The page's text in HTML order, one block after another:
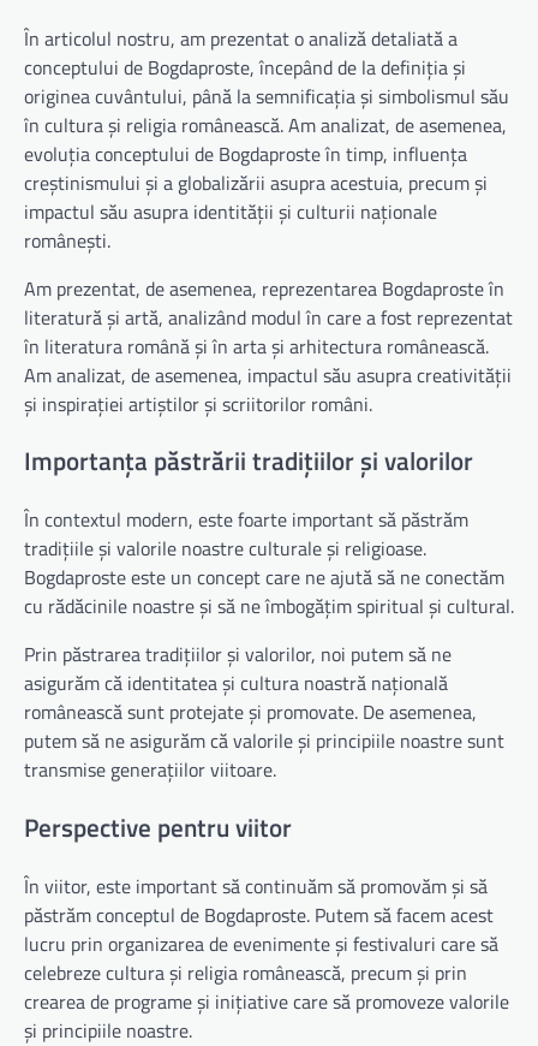
În articolul nostru, am prezentat o analiză detaliată a
conceptului de Bogdaproste, începând de la definiția și
originea cuvântului, până la semnificația și simbolismul său
în cultura și religia românească. Am analizat, de asemenea,
evoluția conceptului de Bogdaproste în timp, influența
creștinismului și a globalizării asupra acestuia, precum și
impactul său asupra identității și culturii naționale
românești.
Am prezentat, de asemenea, reprezentarea Bogdaproste în
literatură și artă, analizând modul în care a fost reprezentat
în literatura română și în arta și arhitectura românească.
Am analizat, de asemenea, impactul său asupra creativității
și inspirației artiștilor și scriitorilor români.
Importanța păstrării tradițiilor și valorilor
În contextul modern, este foarte important să păstrăm
tradițiile și valorile noastre culturale și religioase.
Bogdaproste este un concept care ne ajută să ne conectăm
cu rădăcinile noastre și să ne îmbogățim spiritual și cultural.
Prin păstrarea tradițiilor și valorilor, noi putem să ne
asigurăm că identitatea și cultura noastră națională
românească sunt protejate și promovate. De asemenea,
putem să ne asigurăm că valorile și principiile noastre sunt
transmise generațiilor viitoare.
Perspective pentru viitor
În viitor, este important să continuăm să promovăm și să
păstrăm conceptul de Bogdaproste. Putem să facem acest
lucru prin organizarea de evenimente și festivaluri care să
celebreze cultura și religia românească, precum și prin
crearea de programe și inițiative care să promoveze valorile
și principiile noastre.